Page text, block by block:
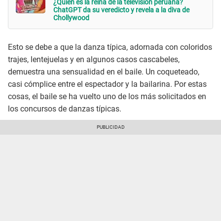
¿Quién es la reina de la televisión peruana?
ChatGPT da su veredicto y revela a la diva de
Chollywood
Esto se debe a que la danza típica, adornada con coloridos
trajes, lentejuelas y en algunos casos cascabeles,
demuestra una sensualidad en el baile. Un coqueteado,
casi cómplice entre el espectador y la bailarina. Por estas
cosas, el baile se ha vuelto uno de los más solicitados en
los concursos de danzas típicas.